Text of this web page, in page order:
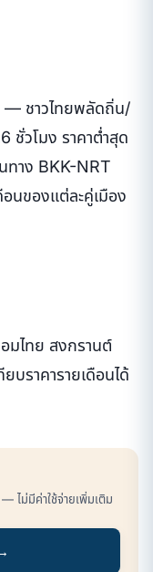
— ชาวไทยพลัดถิ่น/
ชั่วโมง ราคาต่ำสุด
ทาง BKK-NRT
นของแต่ละคู่เมือง
มไทย สงกรานต์
บราคารายเดือนได้
ไม่มีค่าใช้จ่ายเพิ่มเติม